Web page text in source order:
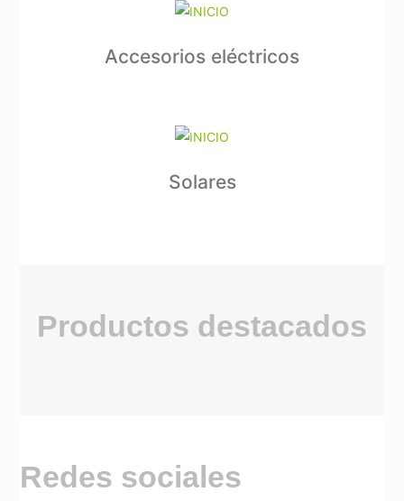
Accesorios eléctricos
Solares
Productos destacados
Redes sociales